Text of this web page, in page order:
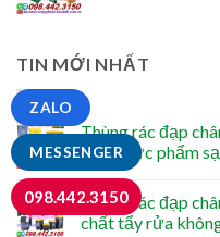
TIN MỚI NHẤT
Thùng rác đạp
xuất thực phẩm
Thùng rác đạp
chất tẩy rửa
MESSENGER
ZALO
098.442.3150